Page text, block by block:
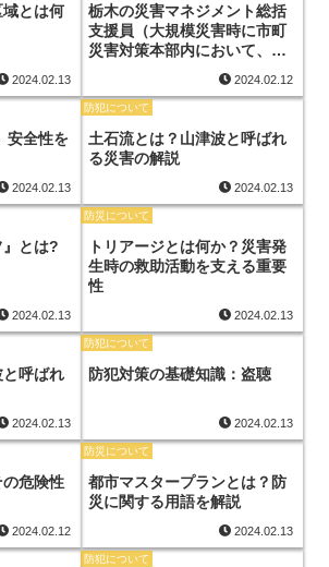
とは何
2024.02.13
栃木の災害マネジメント総括
支援員（大規模災害時に市町
災害対策本部内において、被
災市町の災害対策全般の支援
業務を行う者として指定され
た職員。）について
2024.02.12
安全性を
2024.02.13
防犯について
土石流とは？山津波と呼ばれ
る災害の解説
2024.02.13
とは?
2024.02.13
防災について
トリアージとは何か？災害発
生時の救助活動を支える重要
性
2024.02.13
呼ばれ
2024.02.13
防犯について
防犯対策の基礎知識：盗聴
2024.02.13
危険性
2024.02.12
防災について
都市マスタープランとは？防
災に関する用語を解説
2024.02.13
防犯について